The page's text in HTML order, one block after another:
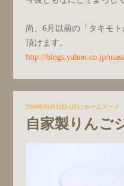
尚、6月以前の「タキモ
頂けます。
http://blogs.yahoo.co.jp/
2010年04月12日 (月)| ホームメード
自家製りんご